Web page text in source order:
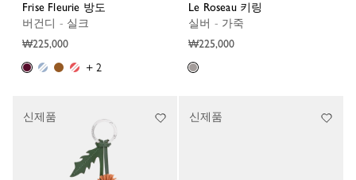
Frise Fleurie 방도
버건디 - 실크
₩225,000
+ 2
Le Roseau 키링
실버 - 가죽
₩225,000
신제품 신제품